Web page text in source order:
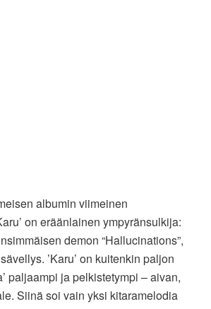
albumin viimeinen
on eräänlainen ympyränsulkija:
demon “Hallucinations”,
’Karu’ on kuitenkin paljon
paljaampi ja pelkistetympi – aivan,
Siinä soi vain yksi kitaramelodia